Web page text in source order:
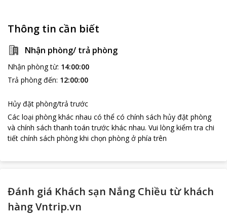
Thông tin cần biết
Nhận phòng/ trả phòng
Nhận phòng từ: 14:00:00
Trả phòng đến: 12:00:00
Hủy đặt phòng/trả trước
Các loại phòng khác nhau có thể có chính sách hủy đặt phòng
và chính sách thanh toán trước khác nhau. Vui lòng kiểm tra chi
tiết chính sách phòng khi chọn phòng ở phía trên
Đánh giá Khách sạn Nắng Chiều từ khách
hàng Vntrip.vn